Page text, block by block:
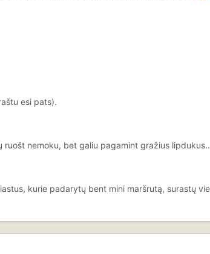
esi pats).
nemoku, bet galiu pagamint gražius
kurie padarytų bent mini maršrutą, surastų